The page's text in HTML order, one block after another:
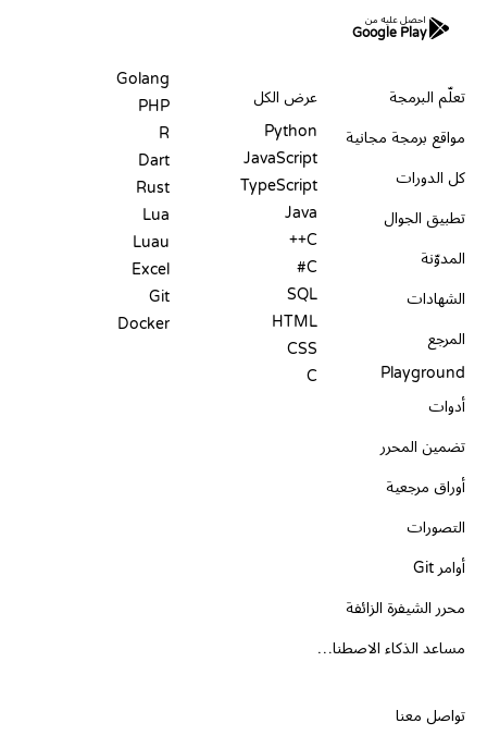
احصل عليه من
Google Play
تعلّم البرمجة
مواقع برمجة مجانية
كل الدورات
تطبيق الجوال
المدوّنة
الشهادات
المرجع
Playground
أدوات
تضمين المحرر
أوراق مرجعية
التصورات
أوامر Git
محرر الشيفرة الزائفة
مساعد الذكاء الاصطناعي
تواصل معنا
عرض الكل
Python
JavaScript
TypeScript
Java
C++
C#
SQL
HTML
CSS
C
Golang
PHP
R
Dart
Rust
Lua
Luau
Excel
Git
Docker